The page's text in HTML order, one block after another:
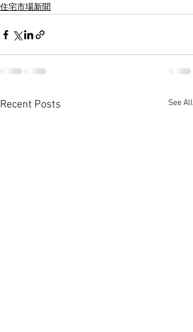
住宅市場新聞
Recent Posts See All